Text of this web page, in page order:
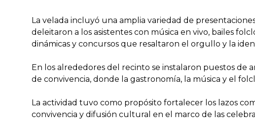
La velada incluyó una amplia variedad de
deleitaron a los asistentes con música en vivo, bailes
dinámicas y concursos que resaltaron el orgullo y la
En los alrededores del recinto se instalaron puestos
de convivencia, donde la gastronomía, la música y el
La actividad tuvo como propósito fortalecer los lazos
convivencia y difusión cultural en el marco de las